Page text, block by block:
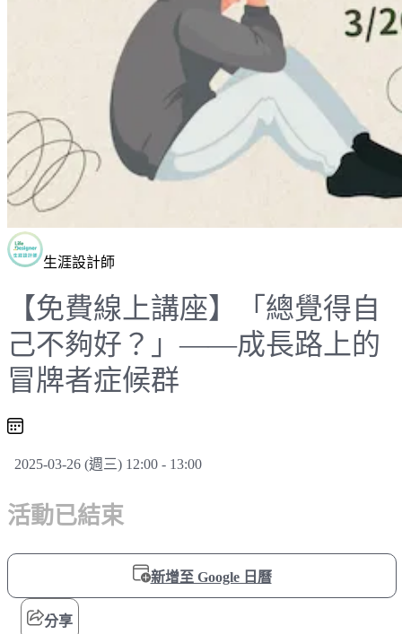
生涯設計師
【免費線上講座】「總覺得自
己不夠好？」——成長路上的
冒牌者症候群
2025-03-26 (週三) 12:00 - 13:00
活動已結束
新增至 Google 日曆
分享